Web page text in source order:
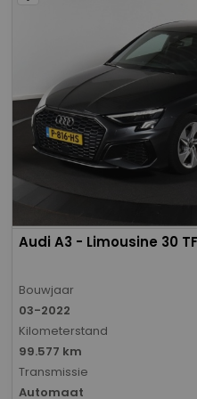
Audi A3 - Limousine 30
Bouwjaar
03-2022
Kilometerstand
99.577 km
Transmissie
Automaat